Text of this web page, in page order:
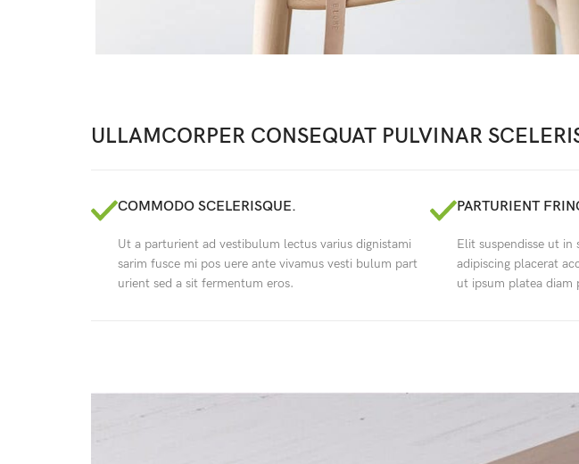
ULLAMCORPER CONSEQUAT PULVINAR
COMMODO SCELERISQUE.
Ut a parturient ad vestibulum lectus varius dignistami
sarim fusce mi pos uere ante vivamus vesti bulum part
urient sed a sit fermentum eros.
PARTURIENT
Elit suspendisse ut in
adipiscing placerat
ut ipsum platea diam